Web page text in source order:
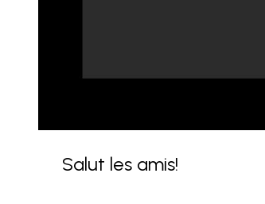
Salut les amis!